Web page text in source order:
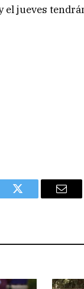
el jueves
Twitter